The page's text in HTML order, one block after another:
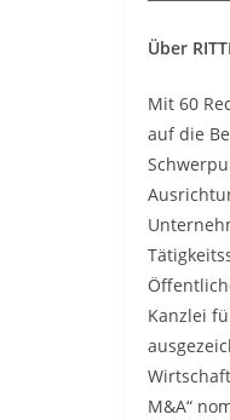
Über
Mit 60
auf die
Kanzlei
M&A“